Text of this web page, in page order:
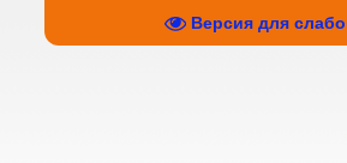
Версия для